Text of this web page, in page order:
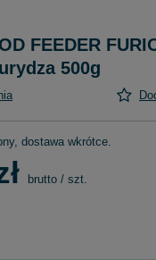
FEEDER
500g
dostawa wkrótce
brutto / szt.